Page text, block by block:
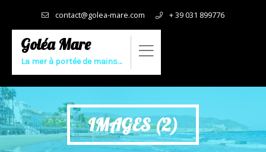
contact@golea-mare.com + 39 031 899776
Goléa Mare
La mer à portée de mains…
IMAGES (2)